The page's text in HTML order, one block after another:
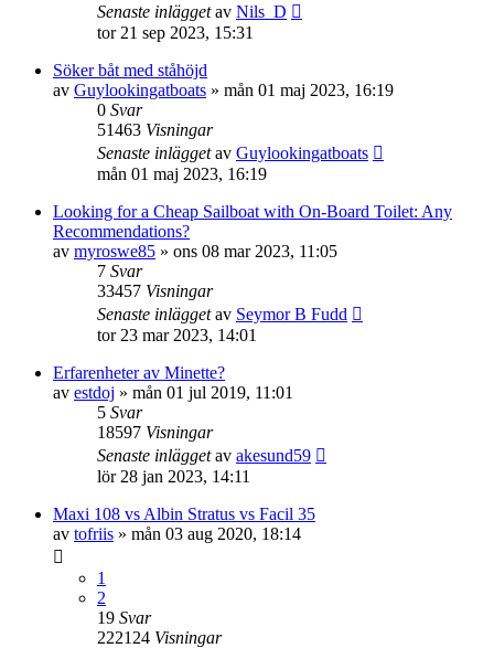
Senaste inläggetav Nils_D
tor 21 sep 2023, 15:31
Söker båt med ståhöjd
av Guylookingatboats » mån 01 maj 2023, 16:19
0 Svar
51463 Visningar
Senaste inläggetav Guylookingatboats
mån 01 maj 2023, 16:19
Looking for a Cheap Sailboat with On-Board Toilet: Any
Recommendations?
av myroswe85 » ons 08 mar 2023, 11:05
7 Svar
33457 Visningar
Senaste inläggetav Seymor B Fudd
tor 23 mar 2023, 14:01
Erfarenheter av Minette?
av estdoj » mån 01 jul 2019, 11:01
5 Svar
18597 Visningar
Senaste inläggetav akesund59
lör 28 jan 2023, 14:11
Maxi 108 vs Albin Stratus vs Facil 35
av tofriis » mån 03 aug 2020, 18:14
1
2
19 Svar
222124 Visningar